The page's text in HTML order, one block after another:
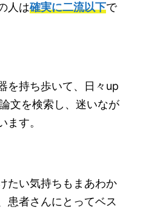
人は確実に二流以下で
を持ち歩いて、日々up
文を検索し、迷いなが
ます。
たい気持ちもまあわか
患者さんにとってベス